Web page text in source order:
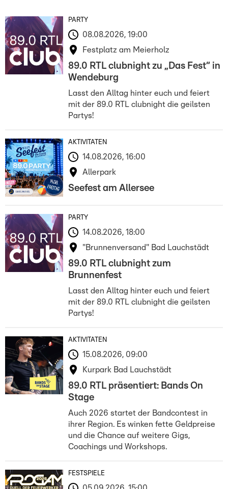
PARTY
08.08.2026, 19:00
Festplatz am Meierholz
89.0 RTL clubnight zu „Das Fest“ in
Wendeburg
Lasst den Alltag hinter euch und feiert
mit der 89.0 RTL clubnight die geilsten
Partys!
AKTIVITÄTEN
14.08.2026, 16:00
Allerpark
Seefest am Allersee
PARTY
14.08.2026, 18:00
"Brunnenversand" Bad Lauchstädt
89.0 RTL clubnight zum
Brunnenfest
Lasst den Alltag hinter euch und feiert
mit der 89.0 RTL clubnight die geilsten
Partys!
AKTIVITÄTEN
15.08.2026, 09:00
Kurpark Bad Lauchstädt
89.0 RTL präsentiert: Bands On
Stage
Auch 2026 startet der Bandcontest in
ihrer Region. Es winken fette Geldpreise
und die Chance auf weitere Gigs,
Coachings und Workshops.
FESTSPIELE